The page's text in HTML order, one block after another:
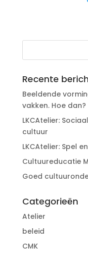
Recente
Beeldende
vakken. Hoe dan?
LKCAtelier:
cultuur
LKCAtelier: Spel
Cultuureducatie
Goed
Categorieën
Atelier
beleid
CMK